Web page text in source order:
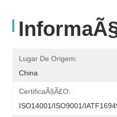
Lugar De Origem:
China
CertificaÃ§Ã£o:
ISO14001/ISO9001/